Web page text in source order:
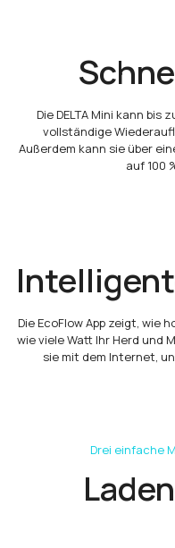
Die DELTA Mini kann bis
vollständige
Außerdem kann sie über
auf 100
Die EcoFlow App zeigt, wie
wie viele Watt Ihr Herd und
sie mit dem Internet,
Drei einfache